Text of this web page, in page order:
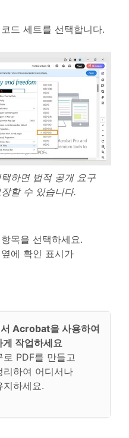
드 세트를 선택합니다.
하면 법적 공개 요구
할 수 있습니다.
목을 선택하세요.
에 확인 표시가
Acrobat을 사용하여
작업하세요
로 PDF를 만들고
리하여 어디서나
지하세요.